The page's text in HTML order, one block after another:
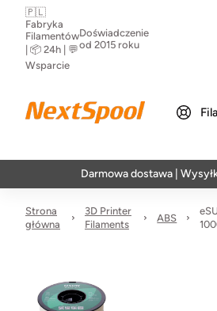
🇵🇱
Fabryka
Filamentów
| 📦 24h | 💬
Wsparcie
Doświadczenie
od 2015 roku
Darmowa dostawa | Wysyłka z
Strona
główna
3D Printer
Filaments
ABS